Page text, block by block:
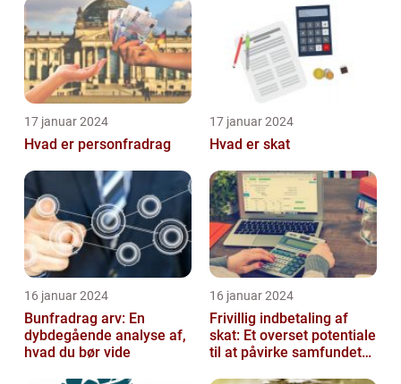
betydningen og
udviklingen over tid
17 januar 2024
Hvad er personfradrag
17 januar 2024
Hvad er skat
16 januar 2024
Bunfradrag arv: En
dybdegående analyse af,
hvad du bør vide
16 januar 2024
Frivillig indbetaling af
skat: Et overset potentiale
til at påvirke samfundet